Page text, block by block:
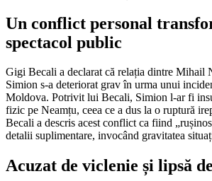
Un conflict personal
spectacol public
Gigi Becali a declarat că relația dintre Mihail
Simion s-a deteriorat grav în urma unui
Moldova. Potrivit lui Becali, Simion l-ar fi
fizic pe Neamțu, ceea ce a dus la o ruptură
Becali a descris acest conflict ca fiind
detalii suplimentare, invocând gravitatea
Acuzat de viclenie și lipsă